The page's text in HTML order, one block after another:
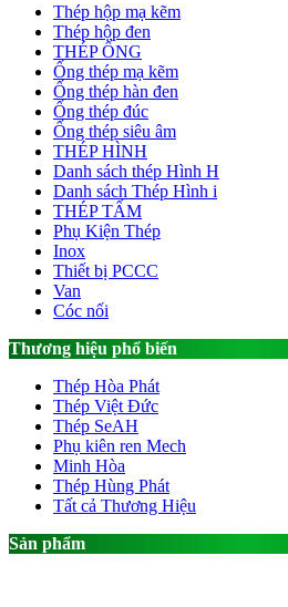
Thép hộp mạ kẽm
Thép hộp đen
THÉP ỐNG
Ống thép mạ kẽm
Ống thép hàn đen
Ống thép đúc
Ống thép siêu âm
THÉP HÌNH
Danh sách thép Hình H
Danh sách Thép Hình i
THÉP TẤM
Phụ Kiện Thép
Inox
Thiết bị PCCC
Van
Cóc nối
Thương hiệu phổ biến
Thép Hòa Phát
Thép Việt Đức
Thép SeAH
Phụ kiên ren Mech
Minh Hòa
Thép Hùng Phát
Tất cả Thương Hiệu
Sản phẩm